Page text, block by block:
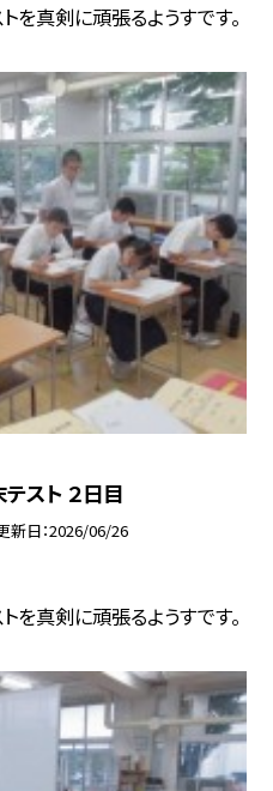
を真剣に頑張るようすです。
スト ２日目
新日 2026/06/26
を真剣に頑張るようすです。